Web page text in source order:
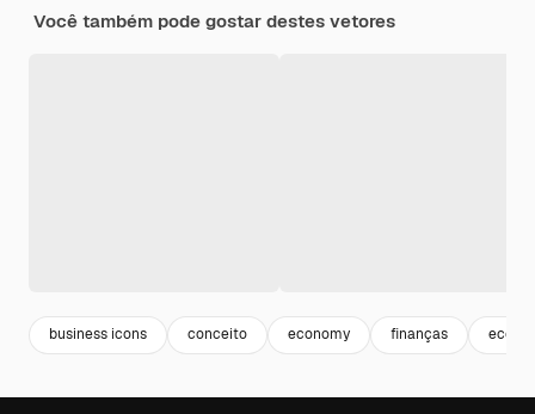
Você também pode gostar destes vetores
business icons conceito economy finanças